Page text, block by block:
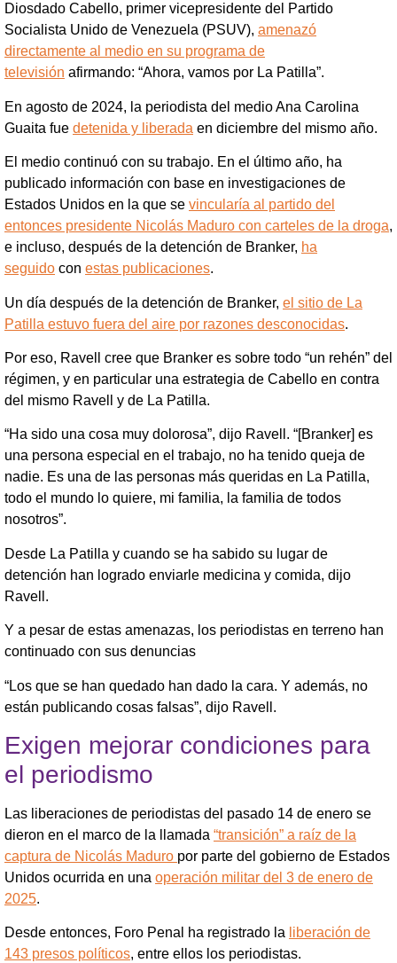
Diosdado Cabello, primer vicepresidente del Partido
Socialista Unido de Venezuela (PSUV), amenazó
directamente al medio en su programa de
televisión afirmando: “Ahora, vamos por La Patilla”.
En agosto de 2024, la periodista del medio Ana Carolina
Guaita fue detenida y liberada en diciembre del mismo año.
El medio continuó con su trabajo. En el último año, ha
publicado información con base en investigaciones de
Estados Unidos en la que se vincularía al partido del
entonces presidente Nicolás Maduro con carteles de la droga,
e incluso, después de la detención de Branker, ha
seguido con estas publicaciones.
Un día después de la detención de Branker, el sitio de La
Patilla estuvo fuera del aire por razones desconocidas.
Por eso, Ravell cree que Branker es sobre todo “un rehén” del
régimen, y en particular una estrategia de Cabello en contra
del mismo Ravell y de La Patilla.
“Ha sido una cosa muy dolorosa”, dijo Ravell. “[Branker] es
una persona especial en el trabajo, no ha tenido queja de
nadie. Es una de las personas más queridas en La Patilla,
todo el mundo lo quiere, mi familia, la familia de todos
nosotros”.
Desde La Patilla y cuando se ha sabido su lugar de
detención han logrado enviarle medicina y comida, dijo
Ravell.
Y a pesar de estas amenazas, los periodistas en terreno han
continuado con sus denuncias
“Los que se han quedado han dado la cara. Y además, no
están publicando cosas falsas”, dijo Ravell.
Exigen mejorar condiciones para
el periodismo
Las liberaciones de periodistas del pasado 14 de enero se
dieron en el marco de la llamada “transición” a raíz de la
captura de Nicolás Maduro por parte del gobierno de Estados
Unidos ocurrida en una operación militar del 3 de enero de
2025.
Desde entonces, Foro Penal ha registrado la liberación de
143 presos políticos, entre ellos los periodistas.